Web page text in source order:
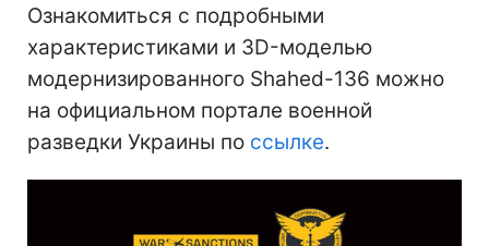
Ознакомиться с подробными
характеристиками и 3D-моделью
модернизированного Shahed-136 можно
на официальном портале военной
разведки Украины по ссылке.